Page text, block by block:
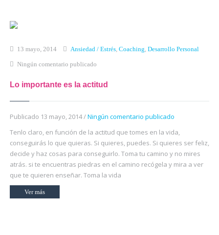
Inicio
El Modelo Crea-t
Servicios
Tienda Online
Blog
Contacto
13 mayo, 2014 Ansiedad / Estrés Coaching Desarrollo Personal
Ningún comentario publicado
Lo importante es la actitud
Publicado 13 mayo, 2014 /Ningún comentario publicado
Tenlo claro, en función de la actitud que tomes en la vida,
conseguirás lo que quieras. Si quieres, puedes. Si quieres ser feliz,
decide y haz cosas para conseguirlo. Toma tu camino y no mires
atrás. si te encuentras piedras en el camino recógela y mira a ver
que te quieren enseñar. Toma la vida
Ver más